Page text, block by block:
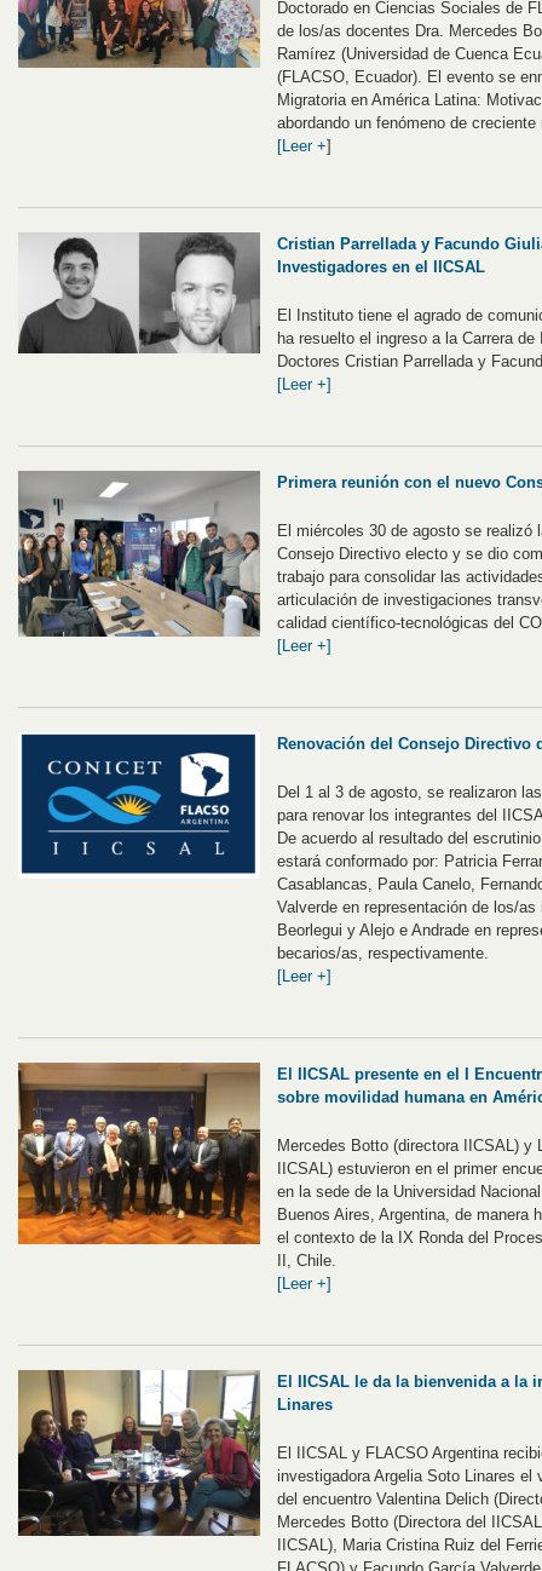
Doctorado en Ciencias Sociales de
de los/as docentes Dra. Mercedes
Ramírez (Universidad de Cuenca
(FLACSO, Ecuador). El evento se
Migratoria en América Latina:
abordando un fenómeno de
[Leer +]
Cristian Parrellada y Facundo
Investigadores en el IICSAL
El Instituto tiene el agrado de
ha resuelto el ingreso a la Carrera
Doctores Cristian Parrellada y
[Leer +]
Primera reunión con el nuevo
El miércoles 30 de agosto se realizó
Consejo Directivo electo y se dio
trabajo para consolidar las
articulación de investigaciones
calidad científico-tecnológicas del
[Leer +]
Renovación del Consejo Directivo
Del 1 al 3 de agosto, se realizaron
para renovar los integrantes del
De acuerdo al resultado del
estará conformado por: Patricia
Casablancas, Paula Canelo,
Valverde en representación de los/
Beorlegui y Alejo e Andrade en
becarios/as, respectivamente.
[Leer +]
El IICSAL presente en el I
sobre movilidad humana en
Mercedes Botto (directora IICSAL) y
IICSAL) estuvieron en el primer
en la sede de la Universidad
Buenos Aires, Argentina, de manera
el contexto de la IX Ronda del
II, Chile.
[Leer +]
El IICSAL le da la bienvenida a la
Linares
El IICSAL y FLACSO Argentina
investigadora Argelia Soto Linares el
del encuentro Valentina Delich
Mercedes Botto (Directora del
IICSAL), Maria Cristina Ruiz del